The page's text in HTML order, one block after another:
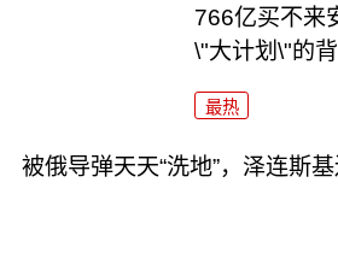
766亿买不来
\"大计划\"的
最热
被俄导弹天天“洗地”，泽连斯基